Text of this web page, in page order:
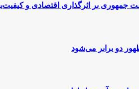
جمهوری بر اثرگذاری اقتصادی و
دو برابر می‌شود